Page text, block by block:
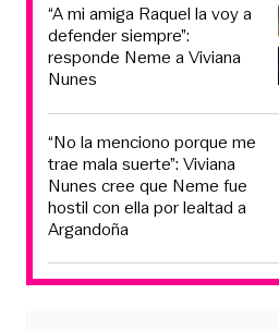
“A mi amiga Raquel la voy a
defender siempre”:
responde Neme a Viviana
Nunes
“No la menciono porque me
trae mala suerte”: Viviana
Nunes cree que Neme fue
hostil con ella por lealtad a
Argandoña